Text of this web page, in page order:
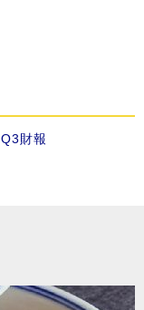
Q3財報